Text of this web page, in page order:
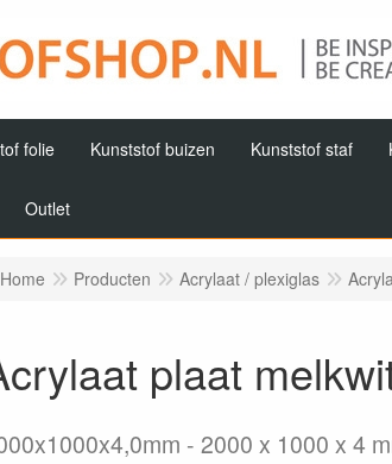
folie Kunststof buizen Kunststof staf
Outlet
Home Producten Acrylaat / plexiglas
plaat
2000 x 1000 x 4